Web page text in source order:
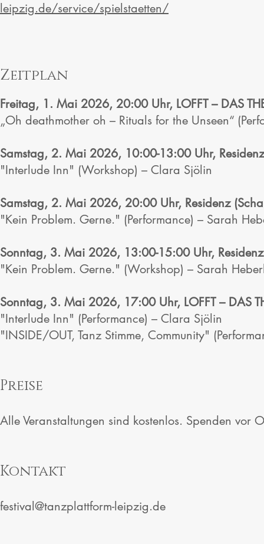
leipzig.de/service/spielstaetten/
Zeitplan
Freitag, 1. Mai 2026, 20:00 Uhr, LOFFT – DAS
„Oh deathmother oh – Rituals for the Unseen“
Samstag, 2. Mai 2026, 10:00-13:00 Uhr,
"Interlude Inn" (Workshop) – Clara Sjölin
Samstag, 2. Mai 2026, 20:00 Uhr, Residenz
"Kein Problem. Gerne." (Performance) – Sarah
Sonntag, 3. Mai 2026, 13:00-15:00 Uhr,
"Kein Problem. Gerne." (Workshop) – Sarah
Sonntag, 3. Mai 2026, 17:00 Uhr, LOFFT – DAS
"Interlude Inn" (Performance) – Clara Sjölin
"INSIDE/OUT, Tanz Stimme, Community"
Preise
Alle Veranstaltungen sind kostenlos. Spenden vor
Kontakt
festival@tanzplattform-leipzig.de